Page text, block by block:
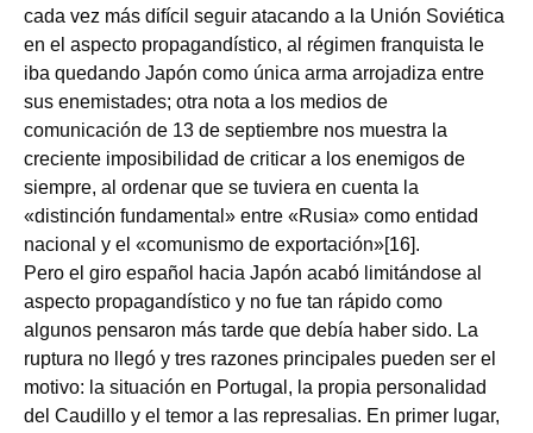
cada vez más difícil seguir atacando a la Unión Soviética
en el aspecto propagandístico, al régimen franquista le
iba quedando Japón como única arma arrojadiza entre
sus enemistades; otra nota a los medios de
comunicación de 13 de septiembre nos muestra la
creciente imposibilidad de criticar a los enemigos de
siempre, al ordenar que se tuviera en cuenta la
«distinción fundamental» entre «Rusia» como entidad
nacional y el «comunismo de exportación»[16].
Pero el giro español hacia Japón acabó limitándose al
aspecto propagandístico y no fue tan rápido como
algunos pensaron más tarde que debía haber sido. La
ruptura no llegó y tres razones principales pueden ser el
motivo: la situación en Portugal, la propia personalidad
del Caudillo y el temor a las represalias. En primer lugar,